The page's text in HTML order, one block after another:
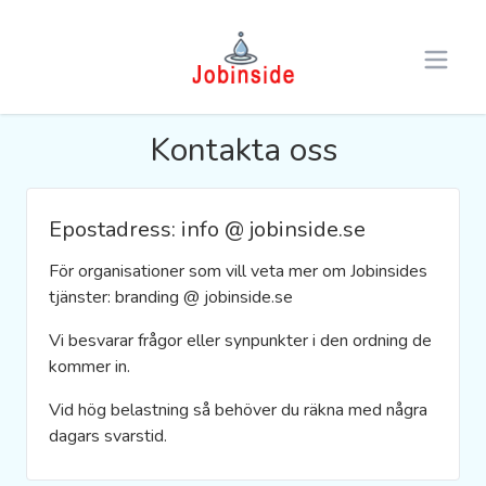
Open
Kontakta oss
Epostadress: info @ jobinside.se
För organisationer som vill veta mer om Jobinsides
tjänster: branding @ jobinside.se
Vi besvarar frågor eller synpunkter i den ordning de
kommer in.
Vid hög belastning så behöver du räkna med några
dagars svarstid.